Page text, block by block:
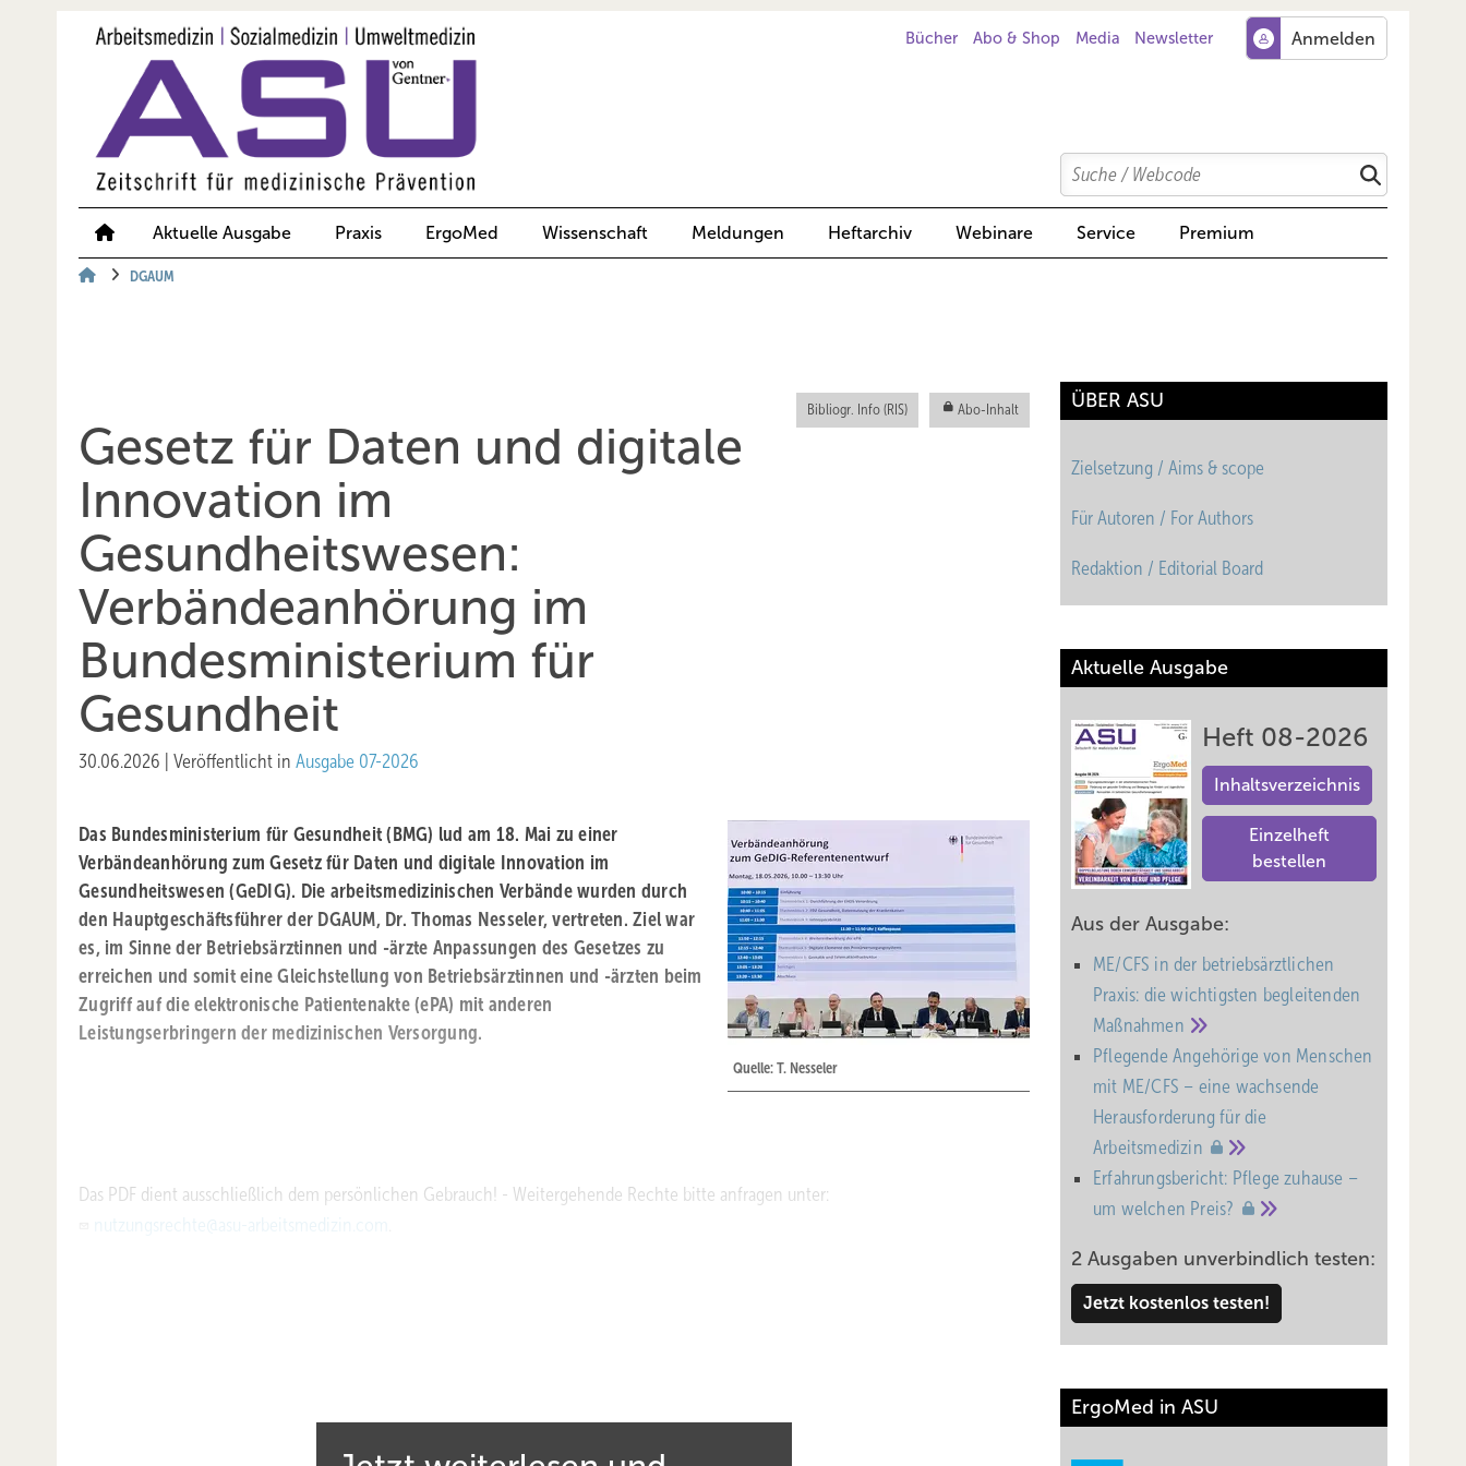
Bücher Abo & Shop Media Newsletter
Search
Suchen
Aktuelle Ausgabe Praxis ErgoMed Wissenschaft Meldungen Heftarchiv Webinare Service Premium
DGAUM
Bibliogr. Info (RIS) Abo-Inhalt
Gesetz für Daten und digitale
Innovation im
Gesundheitswesen:
Verbändeanhörung im
Bundesministerium für
Gesundheit
30.06.2026 Veröffentlicht in Ausgabe 07-2026
Quelle: T. Nesseler
Das Bundesministerium für Gesundheit (BMG) lud am 18. Mai zu einer
Verbändeanhörung zum Gesetz für Daten und digitale Innovation im
Gesundheits­wesen (GeDIG). Die arbeitsmedizinischen Verbände wurden durch
den Hauptgeschäftsführer der DGAUM, Dr. Thomas Nesseler, vertreten. Ziel war
es, im Sinne der Betriebsärztinnen und -ärzte ­Anpassungen des Gesetzes zu
erreichen und somit eine Gleichstellung von Betriebsärztinnen und ­-ärzten beim
Zugriff auf die elektronische Patientenakte (ePA) mit anderen
Leistungserbringern der medizinischen Versorgung.
Das PDF dient ausschließlich dem persönlichen Gebrauch! - Weitergehende Rechte bitte anfragen unter:
Derzeit gilt für Betriebsärztinnen und Betriebsärzte eine Opt-in-Regelung, das heißt, Patientinnen und Patienten müssen einer
Einsicht aktiv zustimmen, bevor ein Zugriff auf die ePA möglich ist. Diese Regelung stellt im Vergleich zu anderen Leistungs­
ÜBER ASU
Zielsetzung / Aims & scope
Für Autoren / For Authors
Redaktion / Editorial Board
Aktuelle Ausgabe
Heft 08-2026
Inhaltsverzeichnis
Einzelheft
bestellen
Aus der Ausgabe:
ME/CFS in der betriebsärztlichen
Praxis: die wichtigsten begleitenden
Maßnahmen
Pflegende Angehörige von Menschen
mit ME/CFS – eine wachsende
Heraus­forderung für die
Arbeitsmedizin
Erfahrungsbericht: Pflege zuhause –
um welchen Preis?
2 Ausgaben unverbindlich testen:
Jetzt kostenlos testen!
ErgoMed in ASU